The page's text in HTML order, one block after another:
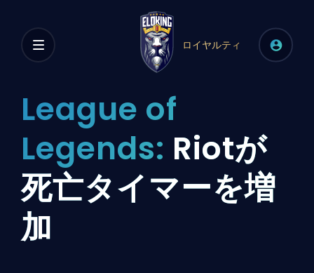
ロイヤルティ
League of
Legends: Riotが
死亡タイマーを増
加